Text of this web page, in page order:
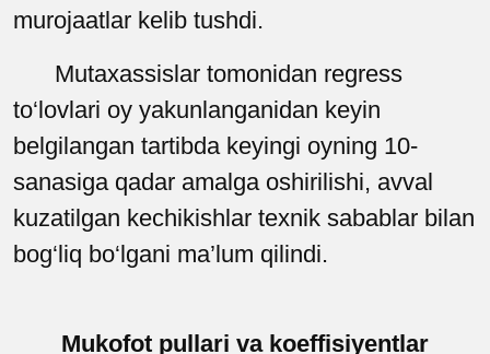
murojaatlar kelib tushdi.
Mutaxassislar tomonidan regress
to‘lovlari oy yakunlanganidan keyin
belgilangan tartibda keyingi oyning 10-
sanasiga qadar amalga oshirilishi, avval
kuzatilgan kechikishlar texnik sabablar bilan
bog‘liq bo‘lgani ma’lum qilindi.
Mukofot pullari va koeffisiyentlar